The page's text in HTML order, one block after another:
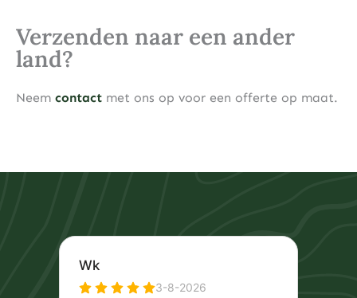
Verzenden naar een ander
land?
Neem contact met ons op voor een offerte op maat.